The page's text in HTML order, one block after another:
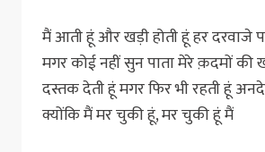
मैं आती हूं और खड़ी होती हूं हर दरवाजे
मगर कोई नहीं सुन पाता मेरे क़दमों
दस्तक देती हूं मगर फिर भी रहती हूं
क्योंकि मैं मर चुकी हूं, मर चुकी हूं मैं